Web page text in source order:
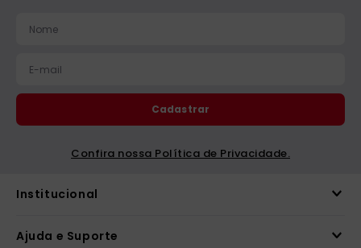
Confira nossa Política de Privacidade.
Cadastrar
Institucional
Ajuda e Suporte